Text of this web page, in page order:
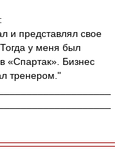
и представлял свое
у меня был
«Спартак». Бизнес
тренером."